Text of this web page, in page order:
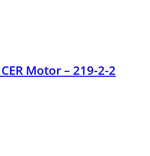
Motor – 219-2-2